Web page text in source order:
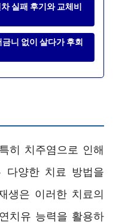
실패 후기와 교체비
니 없이 살다가 후회
히 치주염으로 인해
다양한 치료 방법을
생은 이러한 치료의
치유 능력을 활용하